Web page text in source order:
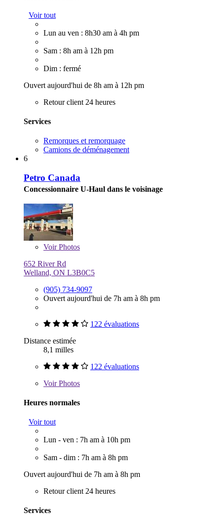
Voir tout
Lun au ven : 8h30 am à 4h pm
Sam : 8h am à 12h pm
Dim : fermé
Ouvert aujourd'hui de 8h am à 12h pm
Retour client 24 heures
Services
Remorques et remorquage
Camions de déménagement
6
Petro Canada
Concessionnaire U-Haul dans le voisinage
VoirPhotos
652 River Rd
Welland, ON L3B0C5
(905) 734-9097
Ouvert aujourd'hui de 7h am à 8h pm
122 évaluations
Distance estimée
8,1 milles
122 évaluations
VoirPhotos
Heures normales
Voir tout
Lun - ven : 7h am à 10h pm
Sam - dim : 7h am à 8h pm
Ouvert aujourd'hui de 7h am à 8h pm
Retour client 24 heures
Services